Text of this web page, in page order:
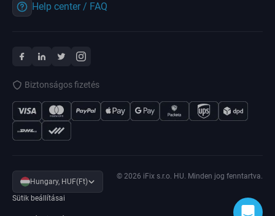
Help center / FAQ
Biztonságos fizetés
Hungary, HUF(Ft)
Sütik beállításai
© 2026 iFix s.r.o. HU. Minden jog fenntartva.